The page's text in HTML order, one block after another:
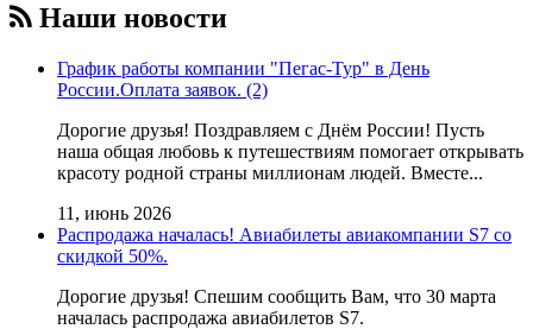
Наши новости
График работы компании "Пегас-Тур" в День
России.Оплата заявок. (2)
Дорогие друзья! Поздравляем с Днём России! Пусть
наша общая любовь к путешествиям помогает открывать
красоту родной страны миллионам людей. Вместе...
11, июнь 2026
Распродажа началась! Авиабилеты авиакомпании S7 со
скидкой 50%.
Дорогие друзья! Cпешим сообщить Вам, что 30 марта
началась распродажа авиабилетов S7.